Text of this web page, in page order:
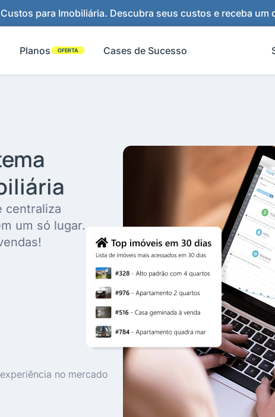
para Imobiliária. Descubra seus custos e receba um
Funcionalidades
Planos OFERTA Cases de Sucesso
centraliza
um só lugar.
no mercado